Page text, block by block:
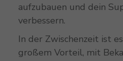
aufzubauen und dein
verbessern.
In der Zwischenzeit ist
großem Vorteil, mit